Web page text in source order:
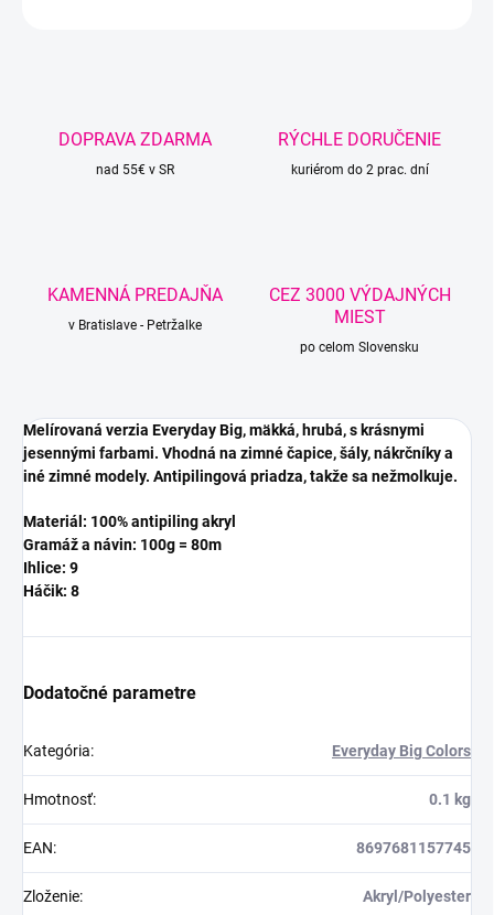
DOPRAVA ZDARMA
nad 55€ v SR
RÝCHLE DORUČENIE
kuriérom do 2 prac. dní
KAMENNÁ PREDAJŇA
v Bratislave - Petržalke
CEZ 3000 VÝDAJNÝCH
MIEST
po celom Slovensku
Melírovaná verzia Everyday Big, mäkká, hrubá, s krásnymi
jesennými farbami. Vhodná na zimné čapice, šály, nákrčníky a
iné zimné modely. Antipilingová priadza, takže sa nežmolkuje.
Materiál: 100% antipiling akryl
Gramáž a návin: 100g = 80m
Ihlice: 9
Háčik: 8
Dodatočné parametre
Kategória: Everyday Big Colors
Hmotnosť: 0.1 kg
EAN: 8697681157745
Zloženie: Akryl/Polyester